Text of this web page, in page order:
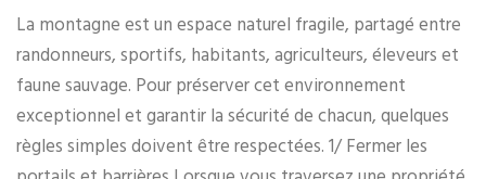
La montagne est un espace naturel fragile, partagé entre
randonneurs, sportifs, habitants, agriculteurs, éleveurs et
faune sauvage. Pour préserver cet environnement
exceptionnel et garantir la sécurité de chacun, quelques
règles simples doivent être respectées. 1/ Fermer les